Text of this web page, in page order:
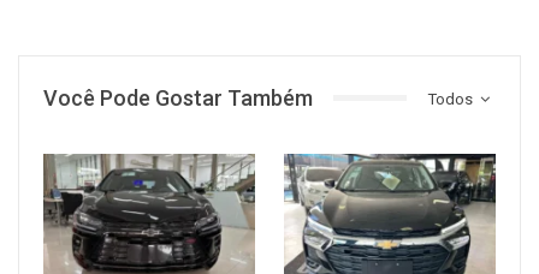
Todos
Você Pode Gostar Também
MUNDO AUTOMOTIVO MUNDO AUTOMOTIVO